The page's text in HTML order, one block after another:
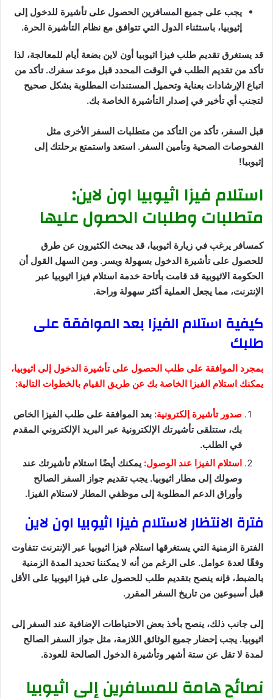
يجب على جميع المسافرين الحصول على تأشيرة للدخول إلى
إثيوبيا، باستثناء الدول التي تتوافق مع نظام التأشيرة الحرة.
قد يستغرق تقديم طلب فيزا اثيوبيا أون لاين بضعة أيام للمعالجة، لذا
تأكد من تقديم الطلب في الوقت المحدد قبل موعد سفرك. تأكد من
اتباع الإرشادات بعناية وتحميل المستندات المطلوبة بشكل صحيح
لتجنب أي تأخير في إصدار التأشيرة الخاصة بك.
قبل السفر، تأكد من التأكد من متطلبات السفر الأخرى مثل
الفحوصات الصحية وتأمين السفر. استعد واستمتع برحلتك إلى
إثيوبيا!
استلام فيزا اثيوبيا اون لاين:
متطلبات وطلبات الحصول عليها
كمسافر يرغب في زيارة اثيوبيا، قد يبحث الكثيرون عن طرق
للحصول على تأشيرة الدخول بسهولة ويسر. ومن السهل القول أن
الحكومة الاثيوبية قد قامت بأتاحة خدمة استلام فيزا اثيوبيا عبر
الإنترنت، مما يجعل العملية أكثر سهولة وراحة.
كيفية استلام الفيزا بعد الموافقة على
طلبك
بمجرد الموافقة على طلب الحصول على تأشيرة الدخول إلى اثيوبيا،
يمكنك استلام الفيزا الخاصة بك عن طريق القيام بالخطوات التالية:
صدور تأشيرة إلكترونية: بعد الموافقة على طلب الفيزا الخاص
بك، ستتلقى تأشيرتك الإلكترونية عبر البريد الإلكتروني المقدم
في الطلب.
استلام الفيزا عند الوصول: يمكنك أيضًا استلام تأشيرتك عند
وصولك إلى مطار اثيوبيا. يجب تقديم جواز السفر الصالح
وأوراق الدعم المطلوبة إلى موظفي المطار لاستلام الفيزا.
فترة الانتظار لاستلام فيزا اثيوبيا اون لاين
الفترة الزمنية التي يستغرقها استلام فيزا اثيوبيا عبر الإنترنت تتفاوت
وفقًا لعدة عوامل. على الرغم من أنه لا يمكننا تحديد المدة الزمنية
بالضبط، فإنه ينصح بتقديم طلب للحصول على فيزا اثيوبيا على الأقل
قبل أسبوعين من تاريخ السفر المقرر.
إلى جانب ذلك، ينصح بأخذ بعض الاحتياطات الإضافية عند السفر إلى
اثيوبيا. يجب إحضار جميع الوثائق اللازمة، مثل جواز السفر الصالح
لمدة لا تقل عن ستة أشهر وتأشيرة الدخول الصالحة للعودة.
نصائح هامة للمسافرين إلى اثيوبيا